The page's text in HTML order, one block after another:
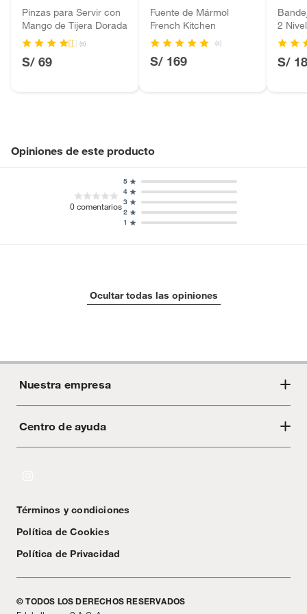
Baterías de auto.
Motocicletas y bicicletas motorizadas.
Licores y cigarros electrónicos.
Pinzas para Servir con
Mango de Tijera Dorada
(5)
S/ 69
Fuente de Mármol
French Kitchen
(4)
S/ 169
2
S/
Opiniones de este producto
0comentarios
1
2
3
4
5
Ocultar todas las opiniones
Nuestra empresa
Acerca de Crate
Centro de ayuda
Textos Legales
Términos y condiciones
Política de Cookies
Política de Privacidad
© TODOS LOS DERECHOS RESERVADOS